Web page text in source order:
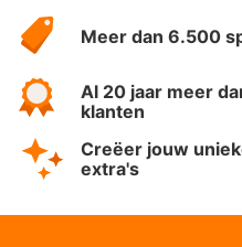
HotelSpecials
Meer dan 6.500
Al 20 jaar meer
klanten
Creëer jouw
extra's